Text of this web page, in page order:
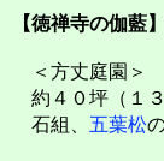
【徳禅寺の伽藍】
＜方丈庭園＞
約４０坪（１
石組、 五葉松